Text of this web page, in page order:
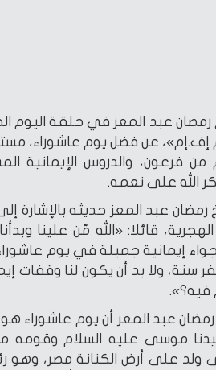
عبد المعز في حلقة اليوم
عن فضل يوم عاشوراء،
من فرعون، والدروس الإيمانية
الله على نعمه.
رمضان عبد المعز حديثه بالإشارة
قائلا: «الله مّن علينا
إيمانية جميلة في يوم
سنة، ولا بد أن يكون لنا وقفات
فيه؟».
عبد المعز أن يوم عاشوراء
موسى عليه السلام وقومه
على أرض الكنانة مصر، وهو